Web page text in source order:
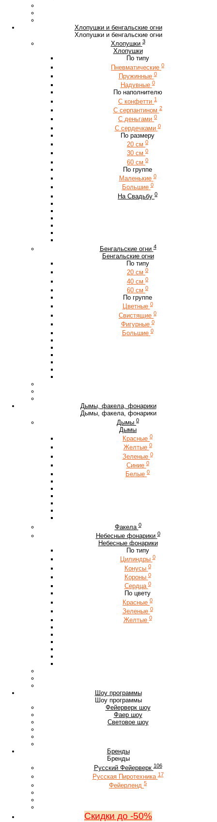
Хлопушки и бенгальские огни
Хлопушки и бенгальские огни
Хлопушки 3
Хлопушки
По типу
Пневматические 0
Пружинные 0
Надувные 0
По наполнителю
С конфетти 1
С серпантином 2
С деньгами 0
С сердечками 0
По размеру
20 см 0
30 см 0
60 см 0
По группе
Маленькие 0
Большие 0
На Свадьбу 0
Бенгальские огни 4
Бенгальские огни
По типу
20 см 0
40 см 0
60 см 0
По группе
Цветные 0
Свистящие 0
Фигурные 0
Большие 0
Дымы, факела, фонарики
Дымы, факела, фонарики
Дымы 0
Дымы
Красные 0
Желтые 0
Зеленые 0
Синие 0
Белые 0
Факела 0
Небесные фонарики 0
Небесные фонарики
По типу
Цилиндры 0
Конусы 0
Короны 0
Сердца 0
По цвету
Красные 0
Зеленые 0
Желтые 0
Шоу программы
Шоу программы
Фейерверк шоу
Фаер шоу
Световое шоу
Бренды
Бренды
Русский Фейерверк 106
Русская Пиротехника 17
Фейерленд 5
Скидки до -50%